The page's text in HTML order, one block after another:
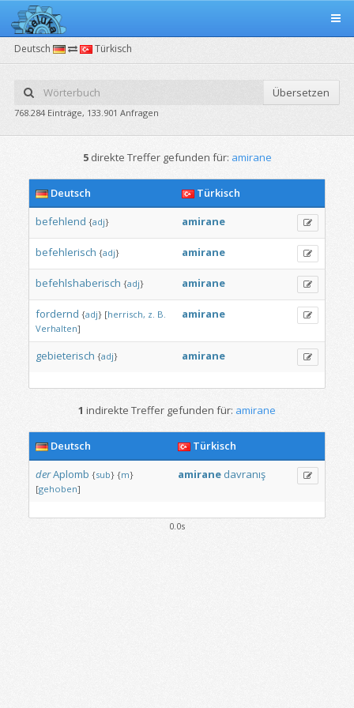
Deutsch Türkisch
Übersetzen
768.284 Einträge, 133.901 Anfragen
5 direkte Treffer gefunden für: amirane
Deutsch
Türkisch
befehlend {adj} amirane
befehlerisch {adj} amirane
befehlshaberisch {adj} amirane
fordernd {adj} [herrisch, z. B.
Verhalten]
amirane
gebieterisch {adj} amirane
1 indirekte Treffer gefunden für: amirane
Deutsch
Türkisch
derAplomb {sub} {m}
[gehoben]
amirane davranış
0.0s